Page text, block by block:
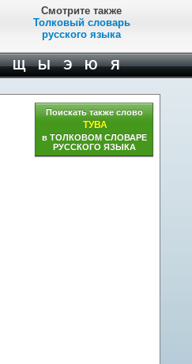
Смотрите также
Толковый словарь
русского языка
Щ Ы Э Ю Я
Поискать также слово
ТУВА
в ТОЛКОВОМ СЛОВАРЕ
РУССКОГО ЯЗЫКА